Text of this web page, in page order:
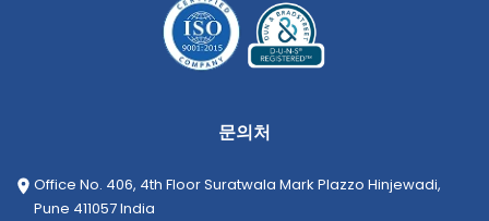
문의처
Office No. 406, 4th Floor Suratwala Mark Plazzo Hinjewadi,
Pune 411057 India